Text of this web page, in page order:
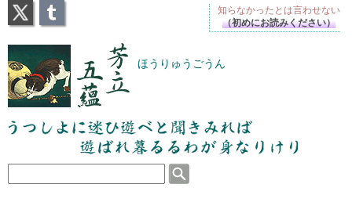
芳立五蘊 ほうりゅうごうん
うつしよに迷ひ遊べと聞きみれば遊ばれ暮るるわが
身なりけり
知らなかったとは言わせない
（初めにお読みください）
X Tumblr